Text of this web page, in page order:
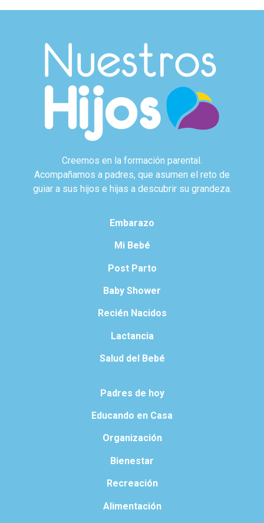
Creemos en la formación parental.
Acompañamos a padres, que asumen el reto de
guiar a sus hijos e hijas a descubrir su grandeza.
Embarazo
Mi Bebé
Post Parto
Baby Shower
Recién Nacidos
Lactancia
Salud del Bebé
Padres de hoy
Educando en Casa
Organización
Bienestar
Recreación
Alimentación